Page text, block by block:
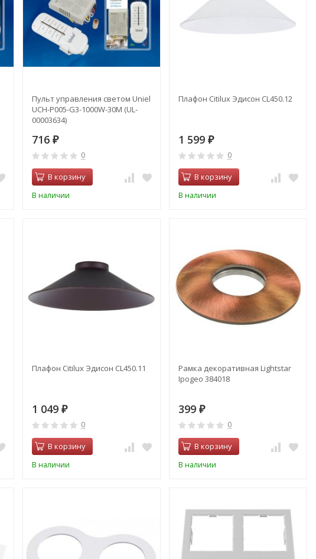
Пульт управления светом Uniel
UCH-P005-G3-1000W-30M (UL-
00003634)
716 ₽
0
В корзину
В наличии
Плафон Citilux Эдисон CL450.12
1 599 ₽
0
В корзину
В наличии
Плафон Citilux Эдисон CL450.11
1 049 ₽
0
В корзину
В наличии
Рамка декоративная Lightstar
Ipogeo 384018
399 ₽
0
В корзину
В наличии